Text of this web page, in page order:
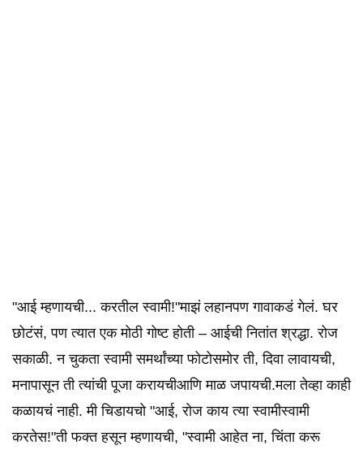
"आई म्हणायची... करतील स्वामी!"माझं लहानपण गावाकडं गेलं. घर
छोटंसं, पण त्यात एक मोठी गोष्ट होती – आईची नितांत श्रद्धा. रोज
सकाळी. न चुकता स्वामी समर्थांच्या फोटोसमोर ती, दिवा लावायची,
मनापासून ती त्यांची पूजा करायचीआणि माळ जपायची.मला तेव्हा काही
कळायचं नाही. मी चिडायचो "आई, रोज काय त्या स्वामीस्वामी
करतेस!"ती फक्त हसून म्हणायची, "स्वामी आहेत ना, चिंता करू